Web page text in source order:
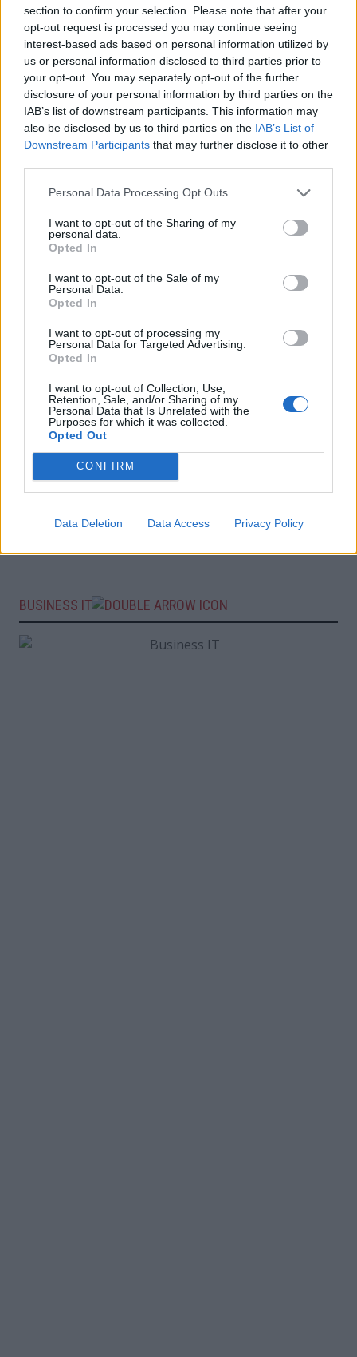
section to confirm your selection. Please note that after your
opt-out request is processed you may continue seeing
interest-based ads based on personal information utilized by
us or personal information disclosed to third parties prior to
your opt-out. You may separately opt-out of the further
disclosure of your personal information by third parties on the
IAB’s list of downstream participants. This information may
also be disclosed by us to third parties on the IAB’s List of
Downstream Participants that may further disclose it to other
Personal Data Processing Opt Outs
I want to opt-out of the Sharing of my
personal data.
Opted In
I want to opt-out of the Sale of my
Personal Data.
Opted In
I want to opt-out of processing my
Personal Data for Targeted Advertising.
Opted In
I want to opt-out of Collection, Use,
Retention, Sale, and/or Sharing of my
Personal Data that Is Unrelated with the
Purposes for which it was collected.
Opted Out
CONFIRM
Data Deletion Data Access Privacy Policy
BUSINESS IT